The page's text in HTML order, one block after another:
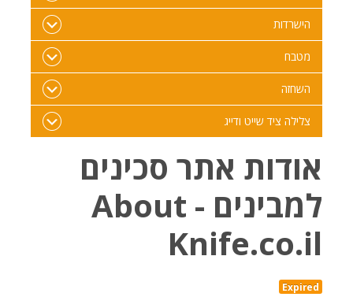
הישרדות
מטבח
השחזה
צלילה ציד שייט ודייג
אודות אתר סכינים
למבינים - About
Knife.co.il
Expired